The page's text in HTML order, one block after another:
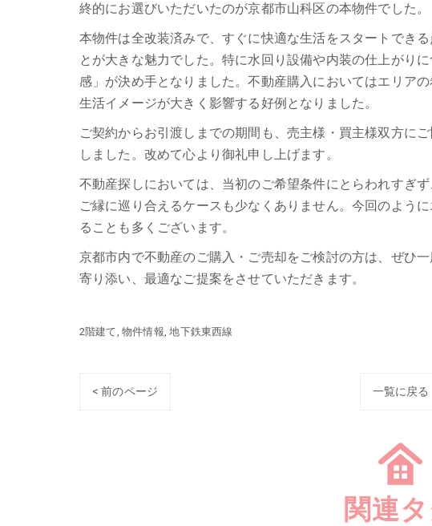
終的にお選びいただいたのが京都市山科区の本物件でした。
本物件は全改装済みで、すぐに快適な生活をスタートでき
とが大きな魅力でした。特に水回り設備や内装の仕上がり
感」が決め手となりました。不動産購入においてはエリア
生活イメージが大きく影響する好例となりました。
ご契約からお引渡しまでの期間も、売主様・買主様双方に
しました。改めて心より御礼申し上げます。
不動産探しにおいては、当初のご希望条件にとらわれすぎ
ご縁に巡り合えるケースも少なくありません。今回のよう
ることも多くございます。
京都市内で不動産のご購入・ご売却をご検討の方は、ぜひ
寄り添い、最適なご提案をさせていただきます。
2階建て 物件情報 地下鉄東西線
< 前のページ 一覧に戻る
関連